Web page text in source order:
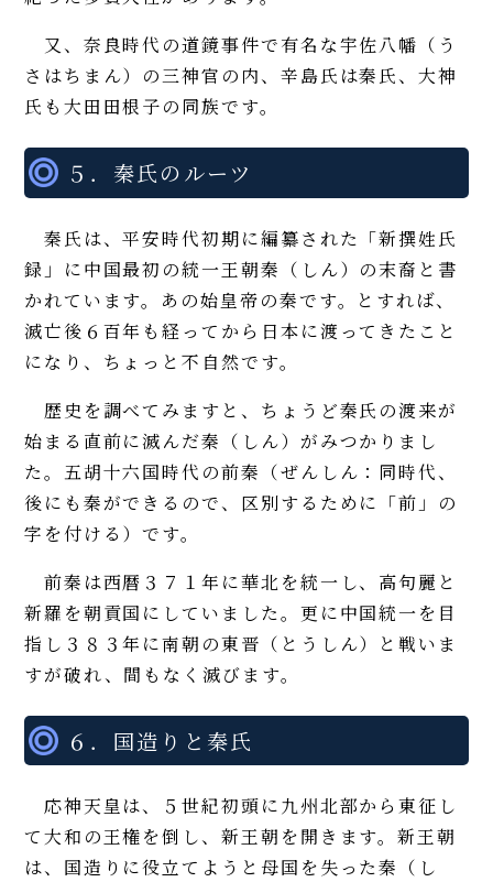
又、奈良時代の道鏡事件で有名な宇佐八幡（う
さはちまん）の三神官の内、辛島氏は秦氏、大神
氏も大田田根子の同族です。
５．秦氏のルーツ
秦氏は、平安時代初期に編纂された「新撰姓氏
録」に中国最初の統一王朝秦（しん）の末裔と書
かれています。あの始皇帝の秦です。とすれば、
滅亡後６百年も経ってから日本に渡ってきたこと
になり、ちょっと不自然です。
歴史を調べてみますと、ちょうど秦氏の渡来が
始まる直前に滅んだ秦（しん）がみつかりまし
た。五胡十六国時代の前秦（ぜんしん：同時代、
後にも秦ができるので、区別するために「前」の
字を付ける）です。
前秦は西暦３７１年に華北を統一し、高句麗と
新羅を朝貢国にしていました。更に中国統一を目
指し３８３年に南朝の東晋（とうしん）と戦いま
すが破れ、間もなく滅びます。
６．国造りと秦氏
応神天皇は、５世紀初頭に九州北部から東征し
て大和の王権を倒し、新王朝を開きます。新王朝
は、国造りに役立てようと母国を失った秦（し